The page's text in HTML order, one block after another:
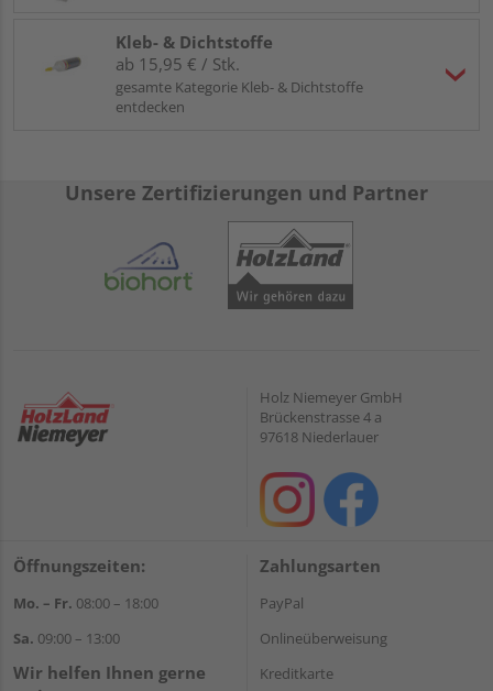
Kleb- & Dichtstoffe
ab 15,95 € / Stk.
gesamte Kategorie Kleb- & Dichtstoffe
entdecken
Unsere Zertifizierungen und Partner
Holz Niemeyer GmbH
Brückenstrasse 4 a
97618 Niederlauer
Öffnungszeiten:
Mo. – Fr. 08:00 – 18:00
Sa. 09:00 – 13:00
Wir helfen Ihnen gerne
Zahlungsarten
PayPal
Onlineüberweisung
Kreditkarte